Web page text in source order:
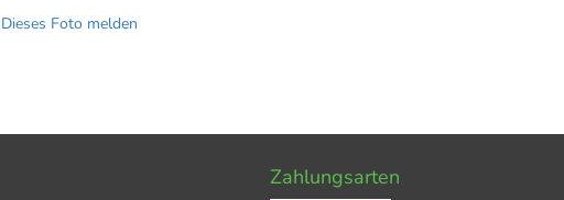
Dieses Foto melden
Zahlungsarten